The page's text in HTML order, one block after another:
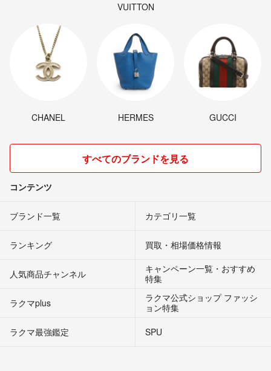
VUITTON
CHANEL HERMES GUCCI
すべてのブランドを見る
コンテンツ
ブランド一覧 カテゴリ一覧
ランキング 買取・相場価格情報
人気商品チャンネル
キャンペーン一覧・おすすめ
特集
ラクマplus
ラクマ公式ショップ ファッシ
ョン特集
ラクマ最強鑑定
SPU